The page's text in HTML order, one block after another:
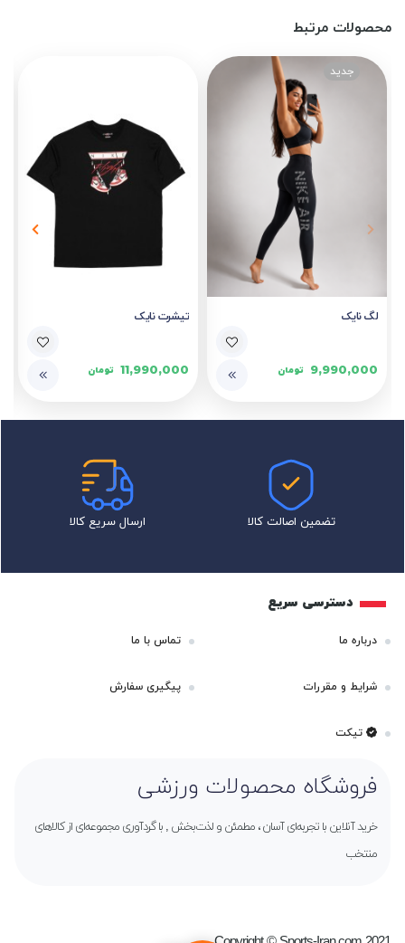
محصولات مرتبط
لگ نایک
9,990,000 تومان
تیشرت نایک
11,990,000 تومان
تضمین اصالت کالا ارسال سریع کالا
دسترسی سریع
درباره ما تماس با ما
شرایط و مقررات پیگیری سفارش
تیکت
فروشگاه محصولات ورزشی
خرید آنلاین با تجربه‌ای آسان ، مطمئن و لذت‌بخش , با گردآوری مجموعه‌ای از کالاهای
منتخب